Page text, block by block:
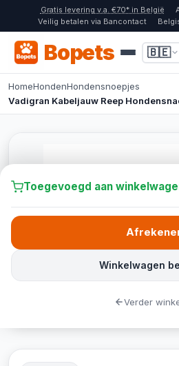
Gratis levering v.a. €70* in België
Veilig betalen via Bancontact
Bopets 🇧🇪
HomeHondenHondensnoepjes
Vadigran Kabeljauw Reep
Toegevoegd aan
Winkelwagen
Verder